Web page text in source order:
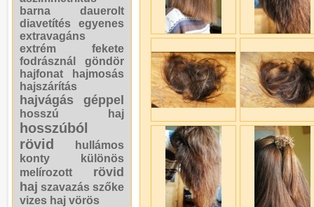
barna
dauerolt
diavetítés
egyenes
extravagáns
extrém
fekete
fodrásznál
göndör
hajfonat
hajmosás
hajszárítás
hajvágás géppel
hosszú haj
hosszúból
rövid
hullámos
konty
különös
melírozott
rövid
haj szavazás szőke
vizes haj vörös